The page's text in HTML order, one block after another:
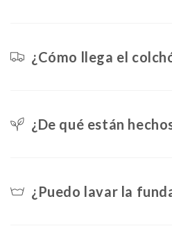
¿Cómo llega el
¿De qué están
¿Puedo lavar la